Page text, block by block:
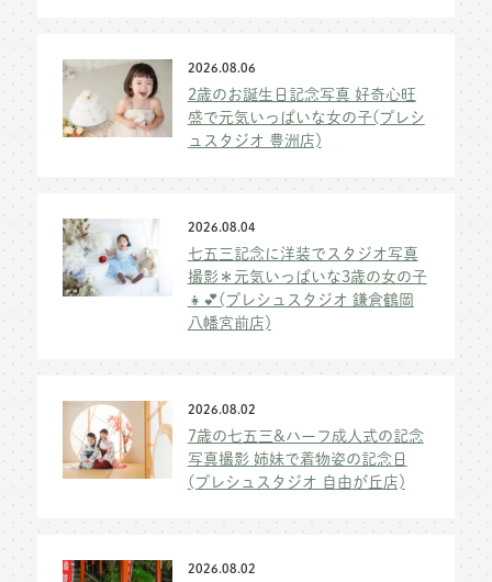
2026.08.06
2歳のお誕生日記念写真 好奇心旺
盛で元気いっぱいな女の子(プレシ
ュスタジオ 豊洲店)
2026.08.04
七五三記念に洋装でスタジオ写真
撮影＊元気いっぱいな3歳の女の子
👧💕(プレシュスタジオ 鎌倉鶴岡
八幡宮前店)
2026.08.02
7歳の七五三&ハーフ成人式の記念
写真撮影 姉妹で着物姿の記念日
(プレシュスタジオ 自由が丘店)
2026.08.02